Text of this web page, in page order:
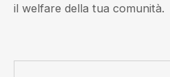
il welfare della tua comunità.